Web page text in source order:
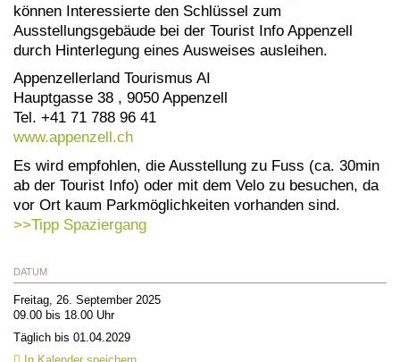
können Interessierte den Schlüssel zum
Ausstellungsgebäude bei der Tourist Info Appenzell
durch Hinterlegung eines Ausweises ausleihen.
Appenzellerland Tourismus AI
Hauptgasse 38 , 9050 Appenzell
Tel. +41 71 788 96 41
www.appenzell.ch
Es wird empfohlen, die Ausstellung zu Fuss (ca. 30min
ab der Tourist Info) oder mit dem Velo zu besuchen, da
vor Ort kaum Parkmöglichkeiten vorhanden sind.
>>Tipp Spaziergang
DATUM
Freitag, 26. September 2025
09.00 bis 18.00 Uhr
Täglich bis 01.04.2029